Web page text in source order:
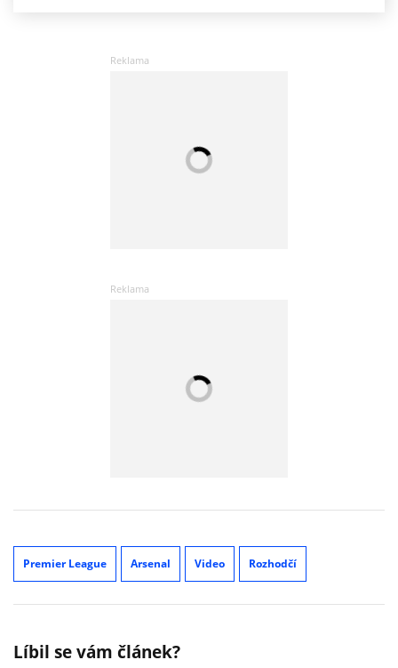
Premier League Arsenal Video Rozhodčí
Líbil se vám článek?